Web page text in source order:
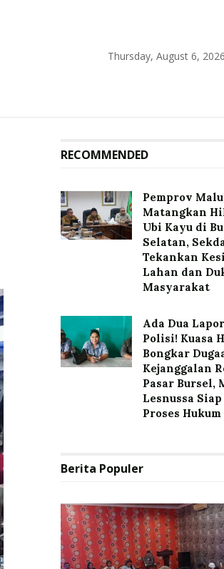
Thursday, August 6, 2026
RECOMMENDED
‎Pemprov
Matangkan
Ubi Kayu di
Selatan,
Tekankan
Lahan dan
Masyarakat
Ada Dua
Polisi! Kuasa
Bongkar
Kejanggalan
Pasar Bursel,
Lesnussa
Proses Hukum
Berita Populer